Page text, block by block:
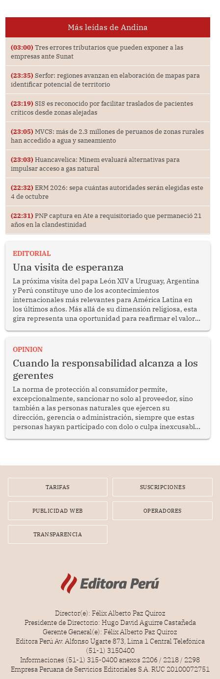
Más leídas de Andina
(03:00) Tres errores tributarios que pueden exponer a las
empresas ante Sunat
(23:35) Serfor: regiones avanzan en elaboración de mapas para
identificar potencial de territorio
(23:19) SIS es reconocido por facilitar traslados de pacientes
críticos desde zonas alejadas
(23:05) MVCS: más de 2.3 millones de peruanos de zonas rurales
han accedido a agua y saneamiento
(23:03) Huancavelica: Minem evaluará alternativas para
impulsar acceso a gas natural
(22:32) ERM 2026: sepa cuántas autoridades serán elegidas este
4 de octubre
(22:31) PNP captura en Ate a requisitoriado que permaneció 21
años en la clandestinidad
EDITORIAL
Una visita de esperanza
La próxima visita del papa León XIV a Uruguay, Argentina
y Perú constituye uno de los acontecimientos
internacionales más relevantes para América Latina en
los últimos años. Más allá de su dimensión religiosa, esta
gira representa una oportunidad para reafirmar el valor
enfrenta desafíos en materia de desarrollo, cohesión
OPINION
Cuando la responsabilidad alcanza a los
gerentes
La norma de protección al consumidor permite,
excepcionalmente, sancionar no solo al proveedor, sino
también a las personas naturales que ejercen su
dirección, gerencia o administración, siempre que estas
personas hayan participado con dolo o culpa inexcusable
por la frustrada realización de un meet and greet con
TARIFAS SUSCRIPCIONES
PUBLICIDAD WEB OPERADORES
TRANSPARENCIA
Director(e): Félix Alberto Paz Quiroz
Presidente de Directorio: Hugo David Aguirre Castañeda
Gerente General(e): Félix Alberto Paz Quiroz
Editora Perú Av. Alfonso Ugarte 873, Lima 1 Central Telefónica
(51-1) 3150400
Informaciones (51-1) 315-0400 anexos 2206 / 2218 / 2298
Empresa Peruana de Servicios Editoriales S.A. RUC 20100072751